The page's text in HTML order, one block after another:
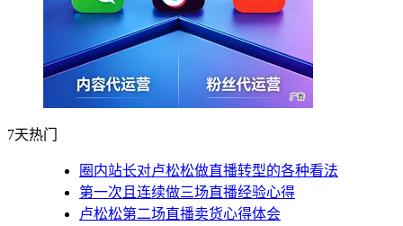
7天热门
圈内站长对卢松松做直播转型的各种看法
第一次且连续做三场直播经验心得
卢松松第二场直播卖货心得体会